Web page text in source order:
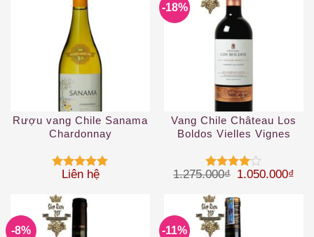
Rượu vang Chile Sanama
Chardonnay
Được xếp
sao
Liên hệ
-18%
Vang Chile Château Los
Boldos Vielles Vignes
Được
45 sao
1.275.000₫ Giá gốc là:
1.050.000₫
-8% -11%